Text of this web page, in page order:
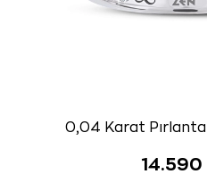
0,04 Karat
14.590